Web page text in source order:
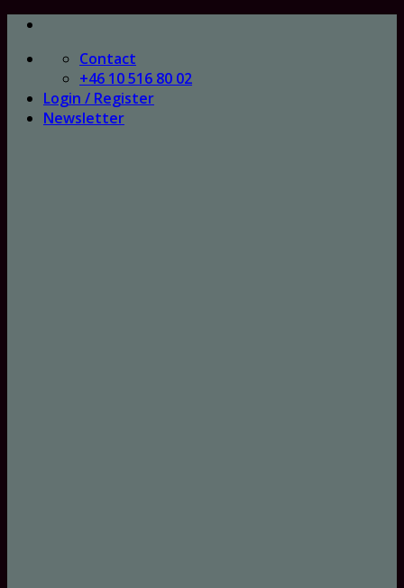
Skip
content
Contact
+46 10 516 80 02
Login / Register
Newsletter